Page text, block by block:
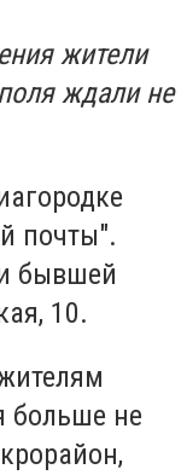
жители
ждали не
почты".
бывшей
10.
больше не